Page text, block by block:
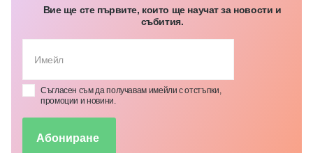
Вие ще сте първите, които ще научат за новости и
събития.
Съгласен съм да получавам имейли с отстъпки,
промоции и новини.
Абониране